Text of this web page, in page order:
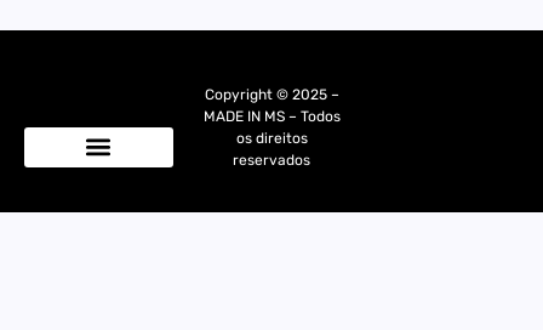
Copyright © 2025 –
MADE IN MS – Todos
os direitos
reservados